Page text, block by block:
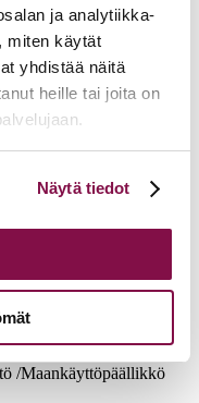
ja analytiikka-
miten käytät
yhdistää näitä
heille tai joita on
linkistä.
Näytä tiedot
Suvi-Maria Wilska
voi löytää)
Juho Laatikainen
/Maankäyttöpäällikkö